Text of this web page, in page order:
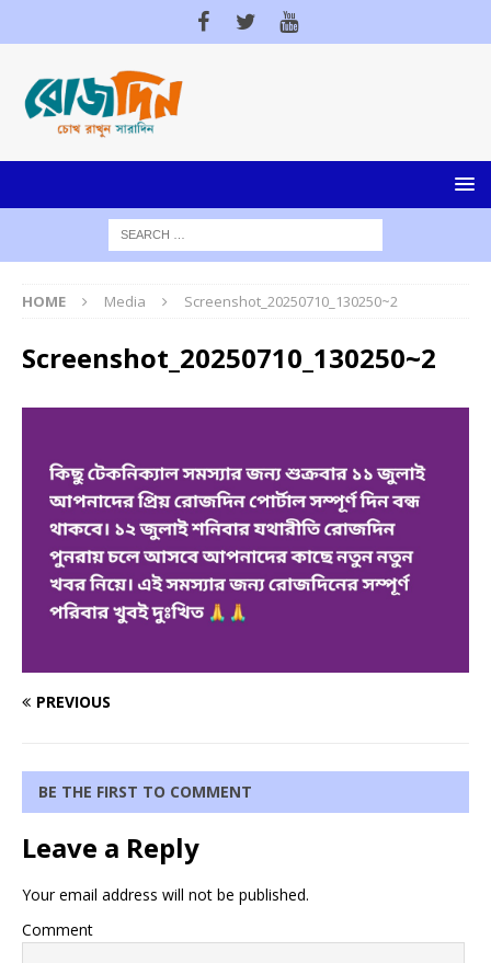
HOME Media Screenshot_20250710_130250~2
Screenshot_20250710_130250~2
PREVIOUS
BE THE FIRST TO COMMENT
Leave a Reply
Your email address will not be published.
Comment